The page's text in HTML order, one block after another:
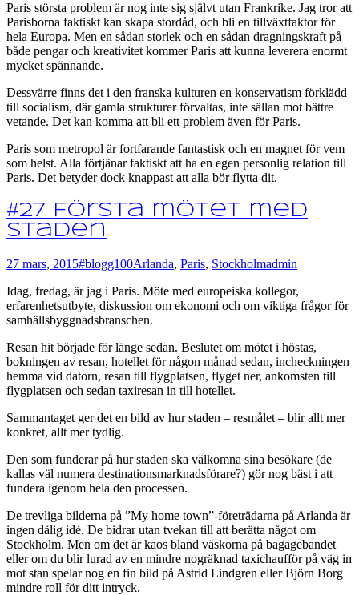
Paris största problem är nog inte sig självt utan Frankrike. Jag tror att
Parisborna faktiskt kan skapa stordåd, och bli en tillväxtfaktor för
hela Europa. Men en sådan storlek och en sådan dragningskraft på
både pengar och kreativitet kommer Paris att kunna leverera enormt
mycket spännande.
Dessvärre finns det i den franska kulturen en konservatism förklädd
till socialism, där gamla strukturer förvaltas, inte sällan mot bättre
vetande. Det kan komma att bli ett problem även för Paris.
Paris som metropol är fortfarande fantastisk och en magnet för vem
som helst. Alla förtjänar faktiskt att ha en egen personlig relation till
Paris. Det betyder dock knappast att alla bör flytta dit.
#27 Första mötet med
staden
27 mars, 2015#blogg100Arlanda, Paris, Stockholmadmin
Idag, fredag, är jag i Paris. Möte med europeiska kollegor,
erfarenhetsutbyte, diskussion om ekonomi och om viktiga frågor för
samhällsbyggnadsbranschen.
Resan hit började för länge sedan. Beslutet om mötet i höstas,
bokningen av resan, hotellet för någon månad sedan, incheckningen
hemma vid datorn, resan till flygplatsen, flyget ner, ankomsten till
flygplatsen och sedan taxiresan in till hotellet.
Sammantaget ger det en bild av hur staden – resmålet – blir allt mer
konkret, allt mer tydlig.
Den som funderar på hur staden ska välkomna sina besökare (de
kallas väl numera destinationsmarknadsförare?) gör nog bäst i att
fundera igenom hela den processen.
De trevliga bilderna på ”My home town”-företrädarna på Arlanda är
ingen dålig idé. De bidrar utan tvekan till att berätta något om
Stockholm. Men om det är kaos bland väskorna på bagagebandet
eller om du blir lurad av en mindre nogräknad taxichaufför på väg in
mot stan spelar nog en fin bild på Astrid Lindgren eller Björn Borg
mindre roll för ditt intryck.